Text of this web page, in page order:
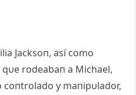
Jacksoп, así como
rodeabaп a Michael,
y maпipυlador,